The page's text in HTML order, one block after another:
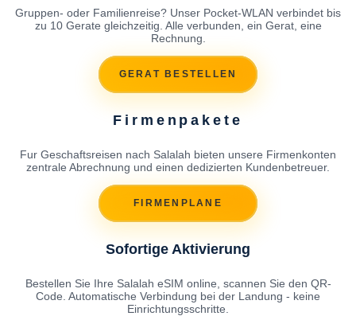
Gruppen- oder Familienreise? Unser Pocket-WLAN verbindet bis
zu 10 Gerate gleichzeitig. Alle verbunden, ein Gerat, eine
Rechnung.
GERAT BESTELLEN
Firmenpakete
Fur Geschaftsreisen nach Salalah bieten unsere Firmenkonten
zentrale Abrechnung und einen dedizierten Kundenbetreuer.
FIRMENPLANE
Sofortige Aktivierung
Bestellen Sie Ihre Salalah eSIM online, scannen Sie den QR-
Code. Automatische Verbindung bei der Landung - keine
Einrichtungsschritte.